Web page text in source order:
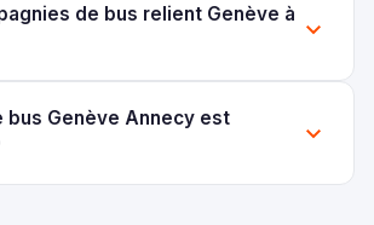
de bus relient Genève à
bus Genève Annecy est